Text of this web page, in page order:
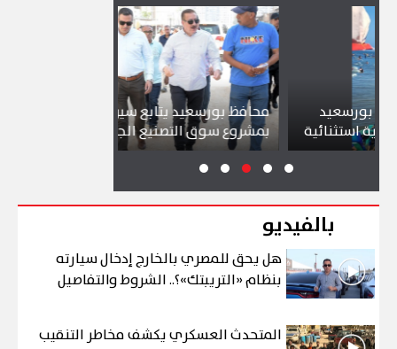
محافظ بورسعيد يتابع سير العمل
بمشروع سوق التصنيع الجديد
بالفيديو
هل يحق للمصري بالخارج إدخال سيارته
بنظام «التريبتك»؟.. الشروط والتفاصيل
المتحدث العسكري يكشف مخاطر التنقيب